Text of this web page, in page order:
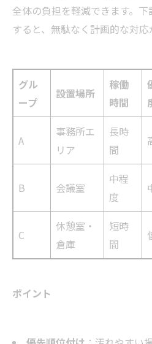
全体の負担を軽減できます。
すると、無駄なく計画的な対応
グル
ープ
設置場所
稼働
時間
A
事務所エ
リア
長時
間
B 会議室
中程
度
C
休憩室・
倉庫
短時
間
ポイント